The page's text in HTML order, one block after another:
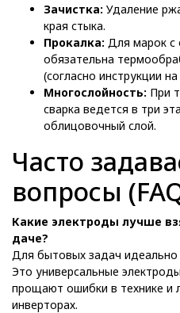
Зачистка: Удаление
края стыка.
Прокалка: Для марок с
обязательна
(согласно инструкции на
Многослойность: При
сварка ведется в три
облицовочный слой.
Часто
вопросы
Какие электроды лучше
даче?
Для бытовых задач
Это универсальные
прощают ошибки в технике и
инверторах.